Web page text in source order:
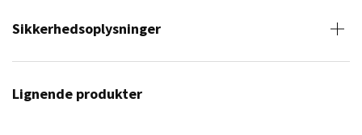
Sikkerhedsoplysninger
Lignende produkter